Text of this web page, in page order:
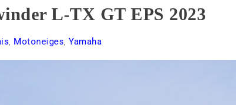
L-TX GT EPS 2023
, Motoneiges,Yamaha